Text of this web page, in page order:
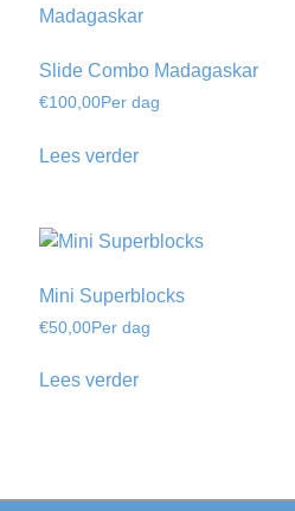
Slide Combo Madagaskar
€100,00Per dag
Lees verder
Mini Superblocks
€50,00Per dag
Lees verder